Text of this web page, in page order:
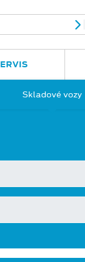
Skladové vozy